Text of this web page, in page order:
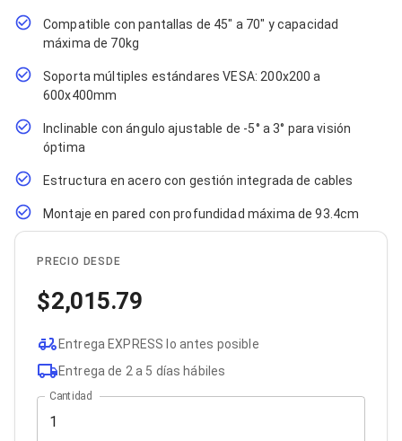
Cables Coaxiales
Accesorios para Cables
Conectores
Tapas y Cajas
Pinzas Ponchadoras
Probadores de Cable
Protectores para Cables
Cables para Impresoras
Bobinas
Cableado Estructurado
Sujetadores de Cables
Adaptadores
Adaptadores PC
Adaptadores PC Serial
Adaptadores PC SATA
Adaptadores PC IDE
Adaptadores PC Teclado
Bluetooth
Compatible con pantallas de 45" a 70" y capacidad
máxima de 70kg
Soporta múltiples estándares VESA: 200x200 a
600x400mm
Inclinable con ángulo ajustable de -5° a 3° para visión
óptima
Estructura en acero con gestión integrada de cables
Montaje en pared con profundidad máxima de 93.4cm
PRECIO DESDE
2,015.79
Entrega EXPRESS lo antes posible
Entrega de 2 a 5 días hábiles
Cantidad